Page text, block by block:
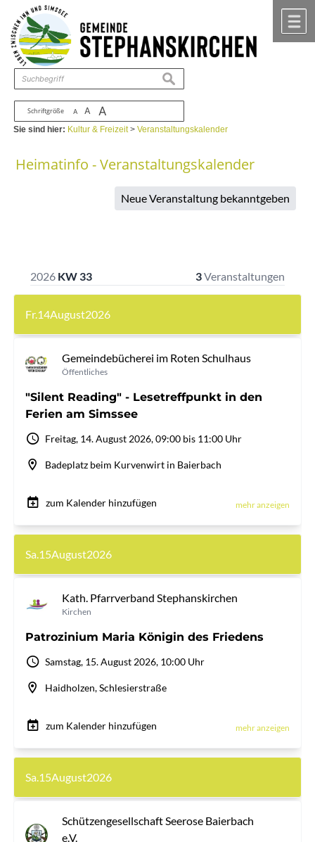
Zum Inhalt ,zur Navigation
Schriftgröße A A A
suchen
Sie sind hier: Kultur & Freizeit>Veranstaltungskalender
Heimatinfo - Veranstaltungskalender